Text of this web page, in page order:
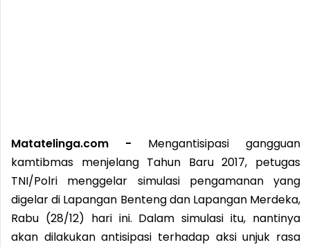
Matatelinga.com - Mengantisipasi gangguan
kamtibmas menjelang Tahun Baru 2017, petugas
TNI/Polri menggelar simulasi pengamanan yang
digelar di Lapangan Benteng dan Lapangan Merdeka,
Rabu (28/12) hari ini. Dalam simulasi itu, nantinya
akan dilakukan antisipasi terhadap aksi unjuk rasa